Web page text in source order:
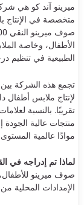
ميرينو آند كو هي
متخصصة في الإنتاج
الأطفال، وخاصة
الطبيعية في تنظيم
تجمع هذه الشركة
لإنتاج ملابس أطفال
تقريبًا. بالنسبة
موادًا عالمية
لماذا تم إدراجه في
صوف ميرينو
الإمدادات المحلية